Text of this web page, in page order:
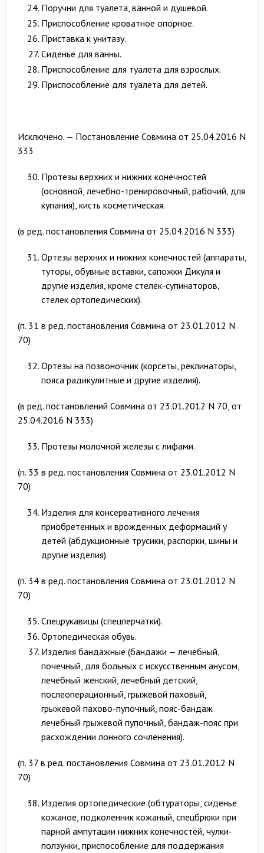
Поручни для туалета, ванной и душевой.
Приспособление кроватное опорное.
Приставка к унитазу.
Сиденье для ванны.
Приспособление для туалета для взрослых.
Приспособление для туалета для детей.
Исключено. — Постановление Совмина от 25.04.2016 N
333
Протезы верхних и нижних конечностей
(основной, лечебно-тренировочный, рабочий, для
купания), кисть косметическая.
(в ред. постановления Совмина от 25.04.2016 N 333)
Ортезы верхних и нижних конечностей (аппараты,
туторы, обувные вставки, сапожки Дикуля и
другие изделия, кроме стелек-супинаторов,
стелек ортопедических).
(п. 31 в ред. постановления Совмина от 23.01.2012 N
70)
Ортезы на позвоночник (корсеты, реклинаторы,
пояса радикулитные и другие изделия).
(в ред. постановлений Совмина от 23.01.2012 N 70, от
25.04.2016 N 333)
Протезы молочной железы с лифами.
(п. 33 в ред. постановления Совмина от 23.01.2012 N
70)
Изделия для консервативного лечения
приобретенных и врожденных деформаций у
детей (абдукционные трусики, распорки, шины и
другие изделия).
(п. 34 в ред. постановления Совмина от 23.01.2012 N
70)
Спецрукавицы (спецперчатки).
Ортопедическая обувь.
Изделия бандажные (бандажи — лечебный,
почечный, для больных с искусственным анусом,
лечебный женский, лечебный детский,
послеоперационный, грыжевой паховый,
грыжевой пахово-пупочный, пояс-бандаж
лечебный грыжевой пупочный, бандаж-пояс при
расхождении лонного сочленения).
(п. 37 в ред. постановления Совмина от 23.01.2012 N
70)
Изделия ортопедические (обтураторы, сиденье
кожаное, подколенник кожаный, спецбрюки при
парной ампутации нижних конечностей, чулки-
ползунки, приспособление для поддержания